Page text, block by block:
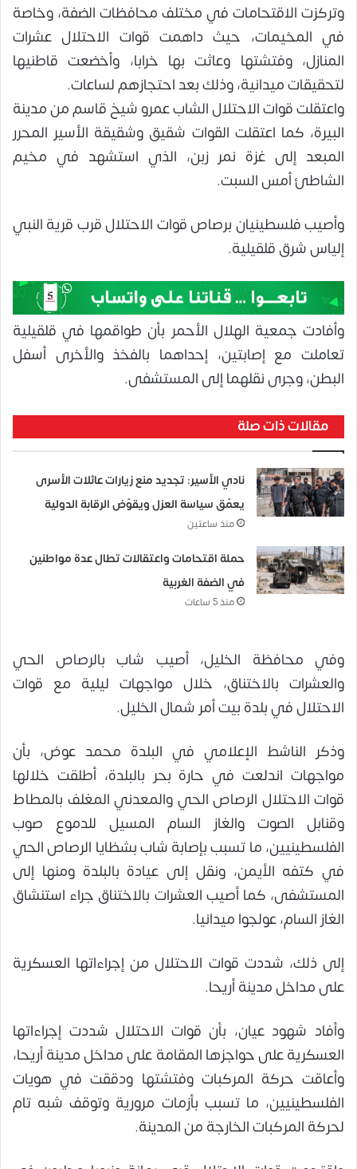
وتركزت الاقتحامات في مختلف محافظات الضفة، وخاصة
في المخيمات، حيث داهمت قوات الاحتلال عشرات
المنازل، وفتشتها وعاثت بها خرابا، وأخضعت قاطنيها
لتحقيقات ميدانية، وذلك بعد احتجازهم لساعات.
واعتقلت قوات الاحتلال الشاب عمرو شيخ قاسم من مدينة
البيرة، كما اعتقلت القوات شقيق وشقيقة الأسير المحرر
المبعد إلى غزة نمر زبن، الذي استشهد في مخيم
الشاطئ أمس السبت.
وأصيب فلسطينيان برصاص قوات الاحتلال قرب قرية النبي
إلياس شرق قلقيلية.
وأفادت جمعية الهلال الأحمر بأن طواقمها في قلقيلية
تعاملت مع إصابتين، إحداهما بالفخذ والأخرى أسفل
البطن، وجرى نقلهما إلى المستشفى.
مقالات ذات صلة
نادي الأسير: تجديد منع زيارات عائلات الأسرى
يعمّق سياسة العزل ويقوّض الرقابة الدولية
منذ ساعتين
حملة اقتحامات واعتقالات تطال عدة مواطنين
في الضفة الغربية
منذ 5 ساعات
وفي محافظة الخليل، أصيب شاب بالرصاص الحي
والعشرات بالاختناق، خلال مواجهات ليلية مع قوات
الاحتلال في بلدة بيت أمر شمال الخليل.
وذكر الناشط الإعلامي في البلدة محمد عوض، بأن
مواجهات اندلعت في حارة بحر بالبلدة، أطلقت خلالها
قوات الاحتلال الرصاص الحي والمعدني المغلف بالمطاط
وقنابل الصوت والغاز السام المسيل للدموع صوب
الفلسطينيين، ما تسبب بإصابة شاب بشظايا الرصاص الحي
في كتفه الأيمن، ونقل إلى عيادة بالبلدة ومنها إلى
المستشفى، كما أصيب العشرات بالاختناق جراء استنشاق
الغاز السام، عولجوا ميدانيا.
إلى ذلك، شددت قوات الاحتلال من إجراءاتها العسكرية
على مداخل مدينة أريحا.
وأفاد شهود عيان، بأن قوات الاحتلال شددت إجراءاتها
العسكرية على حواجزها المقامة على مداخل مدينة أريحا،
وأعاقت حركة المركبات وفتشتها ودققت في هويات
الفلسطينيين، ما تسبب بأزمات مرورية وتوقف شبه تام
لحركة المركبات الخارجة من المدينة.